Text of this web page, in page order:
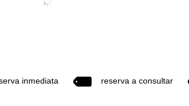
inmediata reserva a consultar